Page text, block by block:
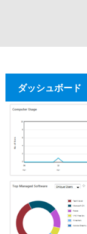
ダッシュボード